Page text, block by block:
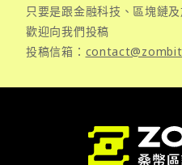
只要是跟金融科技、區塊鏈
歡迎向我們投稿
投稿信箱：